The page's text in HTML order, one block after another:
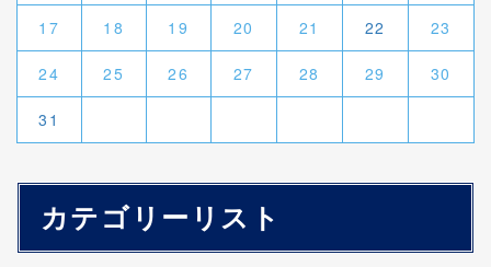
17 18 19 20 21 22 23
24 25 26 27 28 29 30
31
カテゴリーリスト